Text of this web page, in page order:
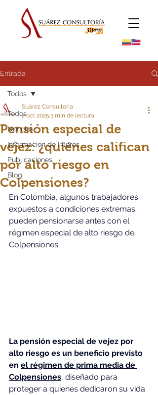
Entrada
Todos
Noticias
Información de Interés
Publicaciones
Blog
Todos
Pensión especial de
vejez: ¿quiénes califican
por alto riesgo en
Colpensiones?
Suárez Consultoría
2 oct 2025 3 min de lectura
En Colombia, algunos trabajadores
expuestos a condiciones extremas
pueden pensionarse antes con el
régimen especial de alto riesgo de
Colpensiones.
La pensión especial de vejez por
alto riesgo es un beneficio previsto
en el régimen de prima media de
Colpensiones, diseñado para
proteger a quienes dedicaron su vida